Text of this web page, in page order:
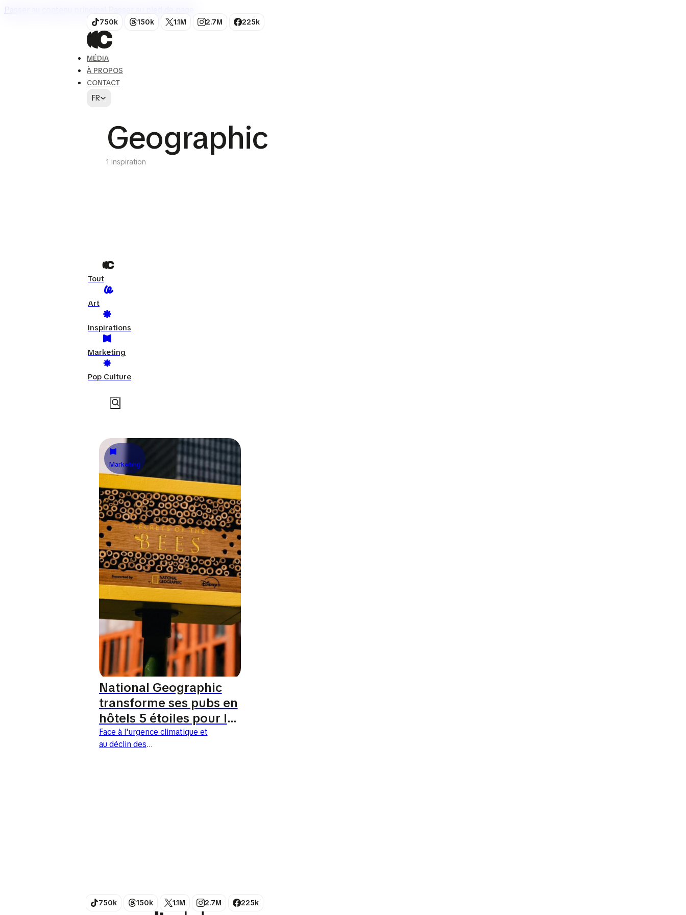
Passer au contenu principal
750k 150k 1.1M 2.7M 225k
MÉDIA
À PROPOS
CONTACT
FR
Geographic
1 inspiration
Tout
Art
Inspirations
Marketing
Pop Culture
Marketing
National Geographic
transforme ses pubs en
hôtels 5 étoiles pour les
abeilles
Face à l'urgence climatique et
au déclin des
750k 150k 1.1M 2.7M 225k